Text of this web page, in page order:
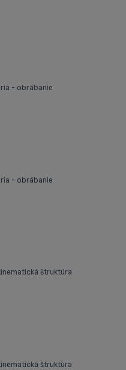
- obrábanie
- obrábanie
štruktúra
štruktúra